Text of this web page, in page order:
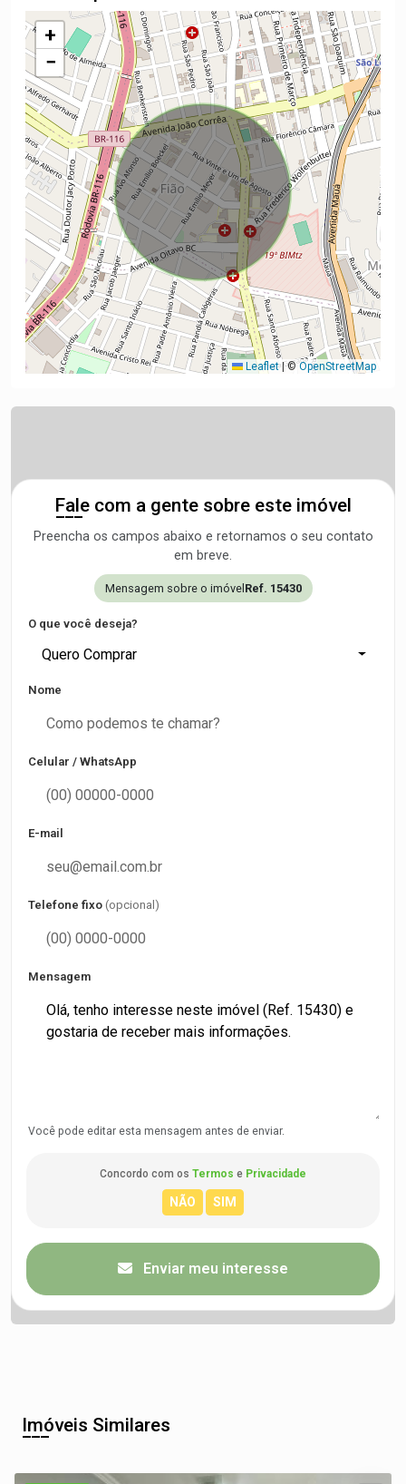
+
−
Leaflet |©OpenStreetMap
Fale com a gente sobre este imóvel
Preencha os campos abaixo e retornamos o seu contato
em breve.
Mensagem sobre o imóvelRef. 15430
O que você deseja?
Quero Comprar
Nome
Celular / WhatsApp
E-mail
Telefone fixo (opcional)
Mensagem
Você pode editar esta mensagem antes de enviar.
Concordo com os Termos e Privacidade
Enviar meu interesse
Imóveis Similares